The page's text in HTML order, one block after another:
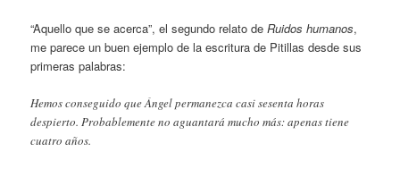
“Aquello que se acerca”, el segundo relato deRuidos humanos,
me parece un buen ejemplo de la escritura de Pitillas desde sus
primeras palabras:
Hemos conseguido que Ángel permanezca casi sesenta horas
despierto. Probablemente no aguantará mucho más: apenas tiene
cuatro años.